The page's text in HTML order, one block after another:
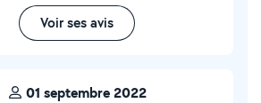
Voir ses avis
01 septembre 2022